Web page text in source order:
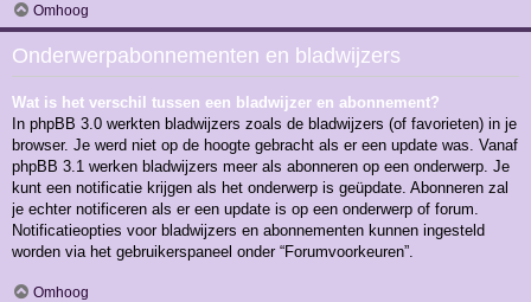
Omhoog
Onderwerpabonnementen en bladwijzers
Wat is het verschil tussen een bladwijzer en abonnement?
In phpBB 3.0 werkten bladwijzers zoals de bladwijzers (of favorieten) in je
browser. Je werd niet op de hoogte gebracht als er een update was. Vanaf
phpBB 3.1 werken bladwijzers meer als abonneren op een onderwerp. Je
kunt een notificatie krijgen als het onderwerp is geüpdate. Abonneren zal
je echter notificeren als er een update is op een onderwerp of forum.
Notificatieopties voor bladwijzers en abonnementen kunnen ingesteld
worden via het gebruikerspaneel onder “Forumvoorkeuren”.
Omhoog